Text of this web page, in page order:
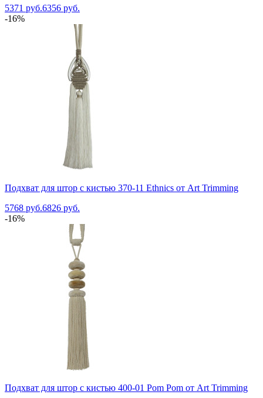
5371 руб.6356 руб.
-16%
Подхват для штор с кистью 370-11 Ethnics от Art Trimming
5768 руб.6826 руб.
-16%
Подхват для штор с кистью 400-01 Pom Pom от Art Trimming